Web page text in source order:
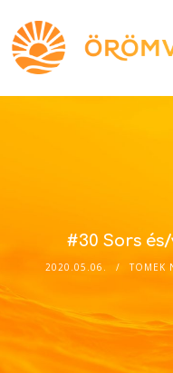
#30 Sors
2020.05.06. TOMEK